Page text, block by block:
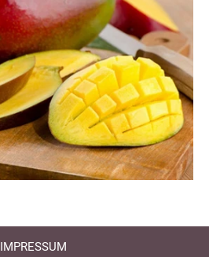
IMPRESSUM